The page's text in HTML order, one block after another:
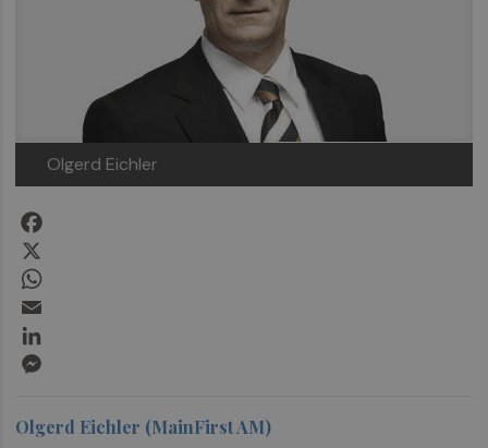
Olgerd Eichler
Olgerd Eichler (MainFirst AM)